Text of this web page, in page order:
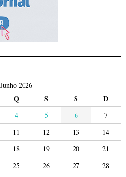
Junho 2026
Q S S D
4 5 6
7
11 12 13
14
18 19 20
21
25 26 27 28